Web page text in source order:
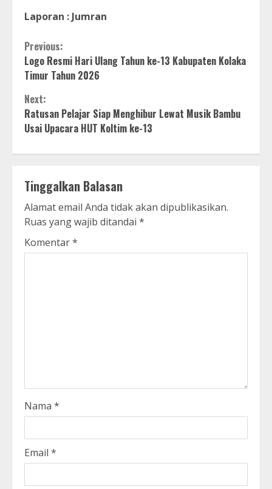
Laporan : Jumran
Continue
Reading
Previous:
Logo Resmi Hari Ulang Tahun ke-13 Kabupaten Kolaka
Timur Tahun 2026
Next:
Ratusan Pelajar Siap Menghibur Lewat Musik Bambu
Usai Upacara HUT Koltim ke-13
Tinggalkan Balasan
Alamat email Anda tidak akan dipublikasikan.
Ruas yang wajib ditandai *
Komentar*
Nama *
Email *